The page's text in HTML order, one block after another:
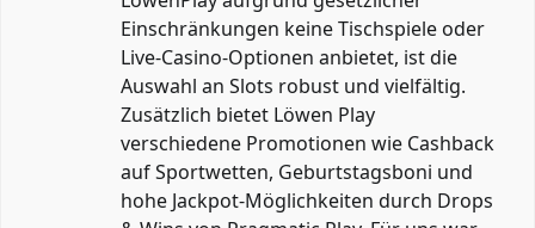
Einschränkungen keine Tischspiele oder
Live-Casino-Optionen anbietet, ist die
Auswahl an Slots robust und vielfältig.
Zusätzlich bietet Löwen Play
verschiedene Promotionen wie Cashback
auf Sportwetten, Geburtstagsboni und
hohe Jackpot-Möglichkeiten durch Drops